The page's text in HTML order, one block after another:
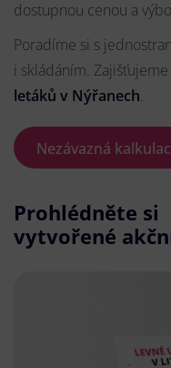
dostupnou cenou a
Poradíme si s
i skládáním.
letáků v Nýřanech.
Nezávazná
Prohlédněte si
vytvořené